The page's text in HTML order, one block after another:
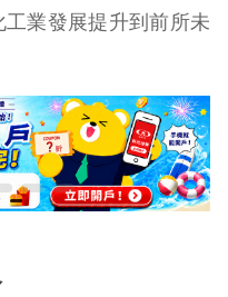
工業發展提升到前所未